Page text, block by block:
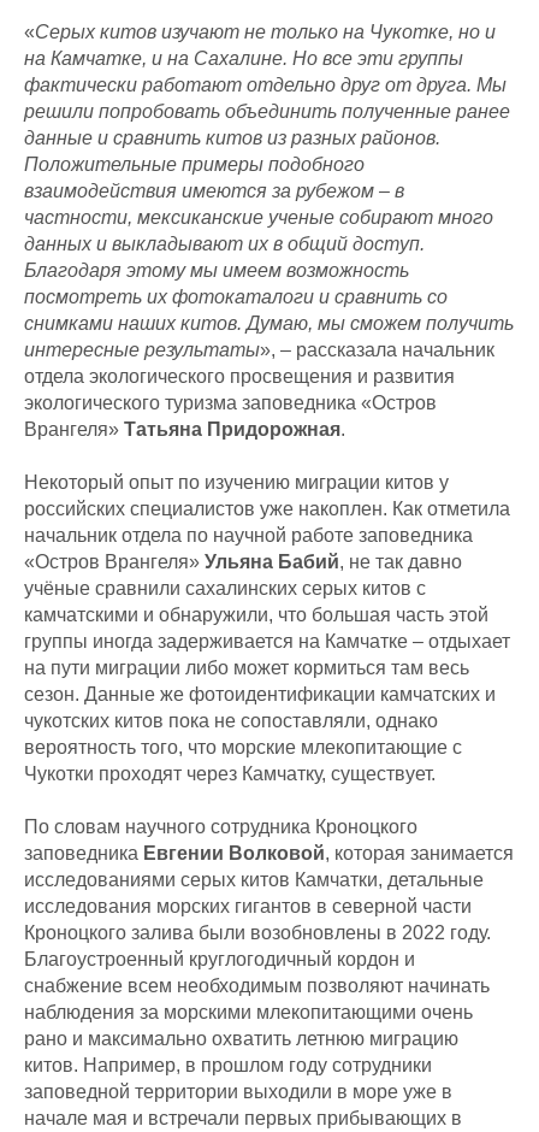
«Серых китов изучают не только на Чукотке, но и
на Камчатке, и на Сахалине. Но все эти группы
фактически работают отдельно друг от друга. Мы
решили попробовать объединить полученные ранее
данные и сравнить китов из разных районов.
Положительные примеры подобного
взаимодействия имеются за рубежом – в
частности, мексиканские ученые собирают много
данных и выкладывают их в общий доступ.
Благодаря этому мы имеем возможность
посмотреть их фотокаталоги и сравнить со
снимками наших китов. Думаю, мы сможем получить
интересные результаты», – рассказала начальник
отдела экологического просвещения и развития
экологического туризма заповедника «Остров
Врангеля» Татьяна Придорожная.
Некоторый опыт по изучению миграции китов у
российских специалистов уже накоплен. Как отметила
начальник отдела по научной работе заповедника
«Остров Врангеля» Ульяна Бабий, не так давно
учёные сравнили сахалинских серых китов с
камчатскими и обнаружили, что большая часть этой
группы иногда задерживается на Камчатке – отдыхает
на пути миграции либо может кормиться там весь
сезон. Данные же фотоидентификации камчатских и
чукотских китов пока не сопоставляли, однако
вероятность того, что морские млекопитающие с
Чукотки проходят через Камчатку, существует.
По словам научного сотрудника Кроноцкого
заповедника Евгении Волковой, которая занимается
исследованиями серых китов Камчатки, детальные
исследования морских гигантов в северной части
Кроноцкого залива были возобновлены в 2022 году.
Благоустроенный круглогодичный кордон и
снабжение всем необходимым позволяют начинать
наблюдения за морскими млекопитающими очень
рано и максимально охватить летнюю миграцию
китов. Например, в прошлом году сотрудники
заповедной территории выходили в море уже в
начале мая и встречали первых прибывающих в